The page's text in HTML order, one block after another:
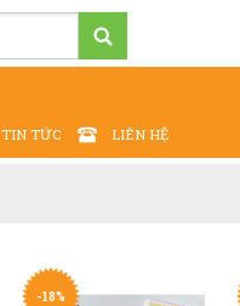
TIN TỨC LIÊN HỆ
-18%